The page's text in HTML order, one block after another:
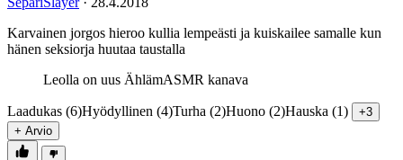
Karvainen jorgos hieroo kullia lempeästi ja kuiskailee samalle kun
hänen seksiorja huutaa taustalla
Leolla on uus ÄhlämASMR kanava
Laadukas (6)Hyödyllinen (4)Turha (2)Huono (2)Hauska (1)
+3
+ Arvio